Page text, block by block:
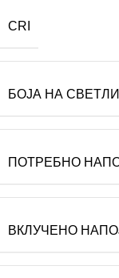
CRI
БОЈА НА
ПОТРЕБНО
ВКЛУЧЕНО